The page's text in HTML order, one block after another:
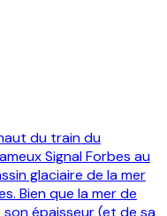
du train du
Signal Forbes au
glaciaire de la mer
Bien que la mer de
épaisseur (et de sa